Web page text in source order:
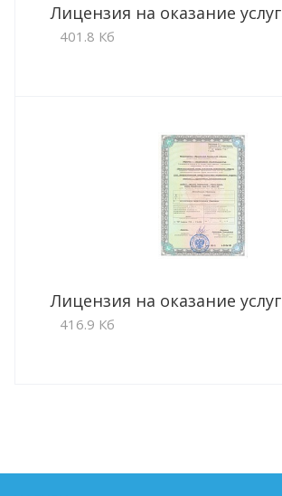
Лицензия на оказание
401.8 Кб
Лицензия на оказание
416.9 Кб